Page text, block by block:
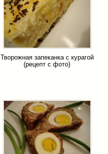
Творожная запеканка с курагой
(рецепт с фото)